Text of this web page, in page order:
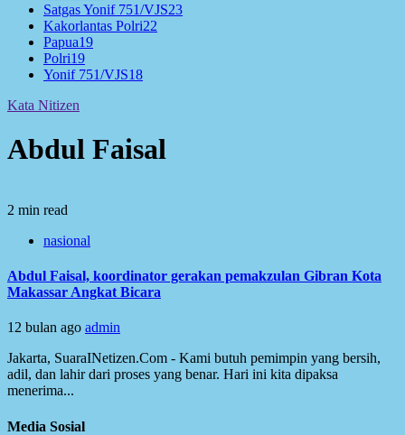
Satgas Yonif 751/VJS23
Kakorlantas Polri22
Papua19
Polri19
Yonif 751/VJS18
Kata Nitizen
Abdul Faisal
2 min read
nasional
Abdul Faisal, koordinator gerakan pemakzulan Gibran Kota
Makassar Angkat Bicara
12 bulan ago admin
Jakarta, SuaraINetizen.Com - Kami butuh pemimpin yang bersih,
adil, dan lahir dari proses yang benar. Hari ini kita dipaksa
menerima...
Media Sosial